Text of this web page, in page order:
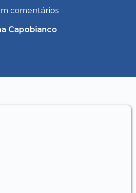
comentários
Capobianco